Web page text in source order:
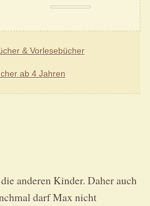
& Vorlesebücher
ab 4 Jahren
anderen Kinder. Daher auch
darf Max nicht